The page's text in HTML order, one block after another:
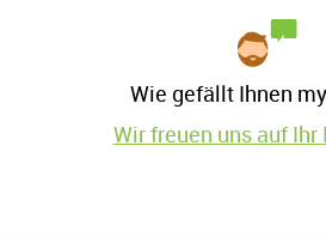
Wie gefällt Ihnen
Wir freuen uns auf Ihr